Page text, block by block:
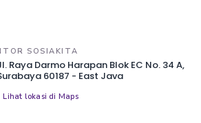
SOSIAKITA
Raya Darmo Harapan Blok EC No. 34 A,
60187 - East Java
Lihat lokasi di Maps